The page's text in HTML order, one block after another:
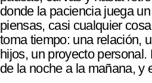
donde la paciencia juega
piensas, casi cualquier
toma tiempo: una relación,
hijos, un proyecto
de la noche a la mañana, y